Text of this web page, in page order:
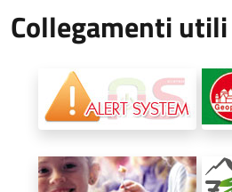
Collegamenti utili